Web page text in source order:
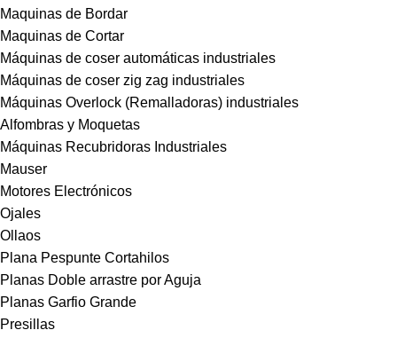
Maquinas de Bordar
Maquinas de Cortar
Máquinas de coser automáticas industriales
Máquinas de coser zig zag industriales
Máquinas Overlock (Remalladoras) industriales
Alfombras y Moquetas
Máquinas Recubridoras Industriales
Mauser
Motores Electrónicos
Ojales
Ollaos
Plana Pespunte Cortahilos
Planas Doble arrastre por Aguja
Planas Garfio Grande
Presillas